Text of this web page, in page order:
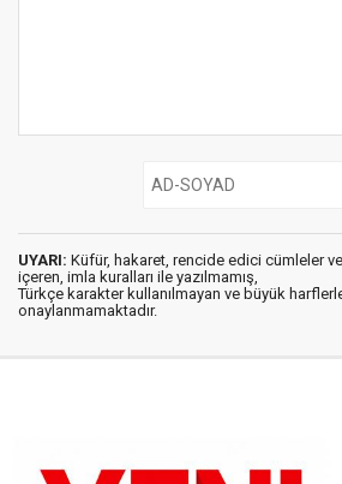
UYARI: Küfür, hakaret, rencide edici cümleler
içeren, imla kuralları ile yazılmamış,
Türkçe karakter kullanılmayan ve büyük
onaylanmamaktadır.